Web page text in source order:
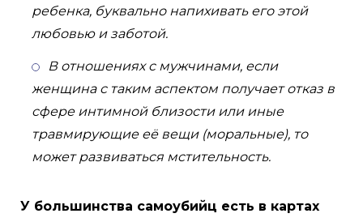
ребенка, буквально напихивать его этой
любовью и заботой.
В отношениях с мужчинами, если
женщина с таким аспектом получает отказ в
сфере интимной близости или иные
травмирующие её вещи (моральные), то
может развиваться мстительность.
У большинства самоубийц есть в картах